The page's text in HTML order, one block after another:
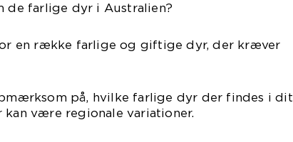
de farlige dyr i Australien?
en række farlige og giftige dyr, der kræver
på, hvilke farlige dyr der findes i dit
være regionale variationer.